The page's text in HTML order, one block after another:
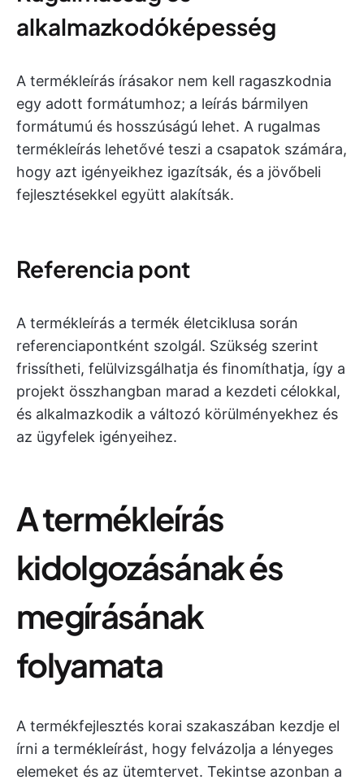
alkalmazkodóképesség
A termékleírás írásakor nem kell ragaszkodnia
egy adott formátumhoz; a leírás bármilyen
formátumú és hosszúságú lehet. A rugalmas
termékleírás lehetővé teszi a csapatok számára,
hogy azt igényeikhez igazítsák, és a jövőbeli
fejlesztésekkel együtt alakítsák.
Referencia pont
A termékleírás a termék életciklusa során
referenciapontként szolgál. Szükség szerint
frissítheti, felülvizsgálhatja és finomíthatja, így a
projekt összhangban marad a kezdeti célokkal,
és alkalmazkodik a változó körülményekhez és
az ügyfelek igényeihez.
A termékleírás
kidolgozásának és
megírásának
folyamata
A termékfejlesztés korai szakaszában kezdje el
írni a termékleírást, hogy felvázolja a lényeges
elemeket és az ütemtervet. Tekintse azonban a